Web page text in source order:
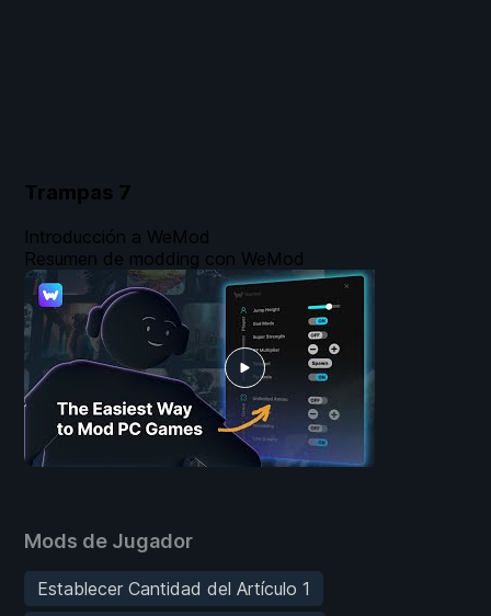
Trampas 7
Mods de Jugador
Establecer Cantidad del Artículo 1
Introducción a WeMod
Resumen de modding con WeMod